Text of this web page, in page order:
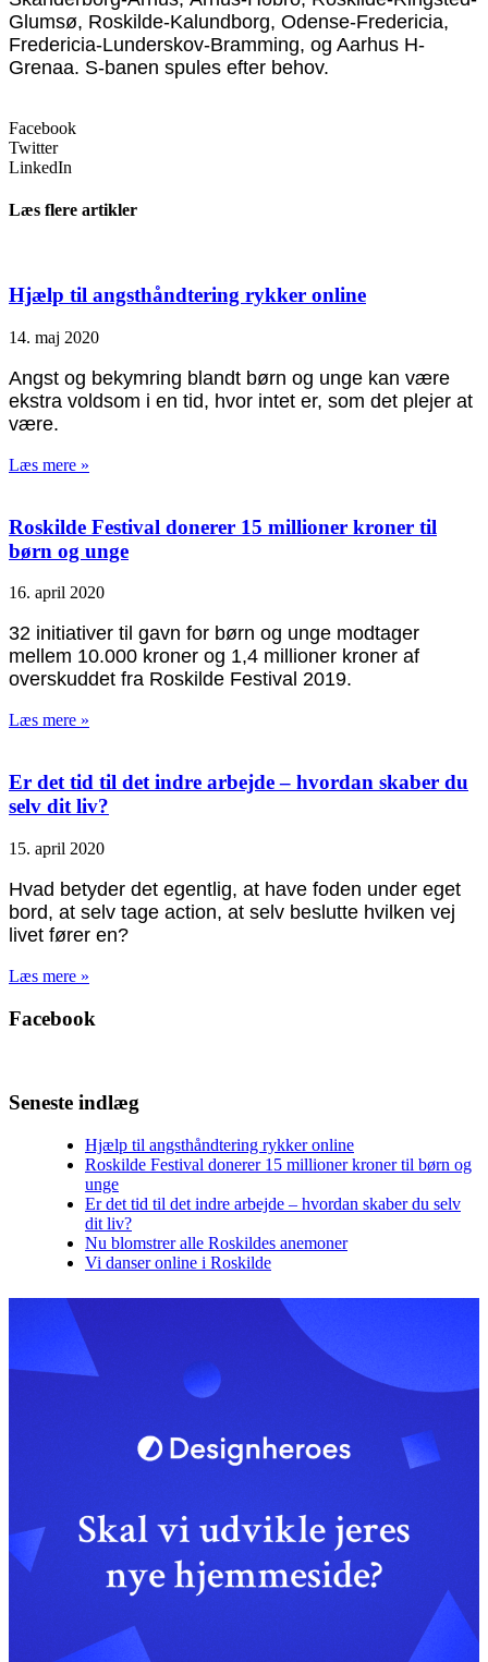
Glumsø, Roskilde-Kalundborg, Odense-Fredericia,
Fredericia-Lunderskov-Bramming, og Aarhus H-
Grenaa. S-banen spules efter behov.
Facebook
Twitter
LinkedIn
Læs flere artikler
Hjælp til angsthåndtering rykker online
14. maj 2020
Angst og bekymring blandt børn og unge kan være
ekstra voldsom i en tid, hvor intet er, som det plejer at
være.
Læs mere »
Roskilde Festival donerer 15 millioner kroner til
børn og unge
16. april 2020
32 initiativer til gavn for børn og unge modtager
mellem 10.000 kroner og 1,4 millioner kroner af
overskuddet fra Roskilde Festival 2019.
Læs mere »
Er det tid til det indre arbejde – hvordan skaber du
selv dit liv?
15. april 2020
Hvad betyder det egentlig, at have foden under eget
bord, at selv tage action, at selv beslutte hvilken vej
livet fører en?
Læs mere »
Facebook
Seneste indlæg
Hjælp til angsthåndtering rykker online
Roskilde Festival donerer 15 millioner kroner til børn og
unge
Er det tid til det indre arbejde – hvordan skaber du selv
dit liv?
Nu blomstrer alle Roskildes anemoner
Vi danser online i Roskilde